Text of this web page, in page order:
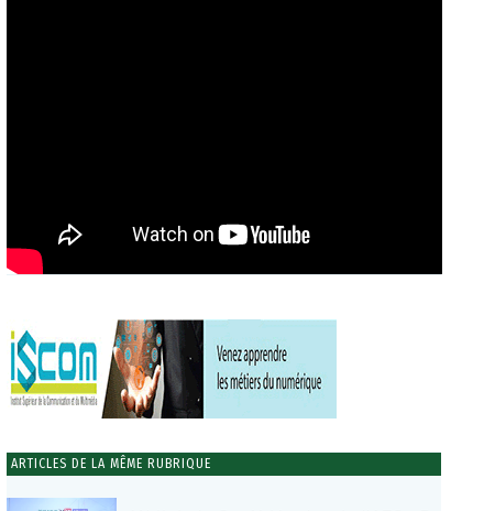
ARTICLES DE LA MÊME RUBRIQUE